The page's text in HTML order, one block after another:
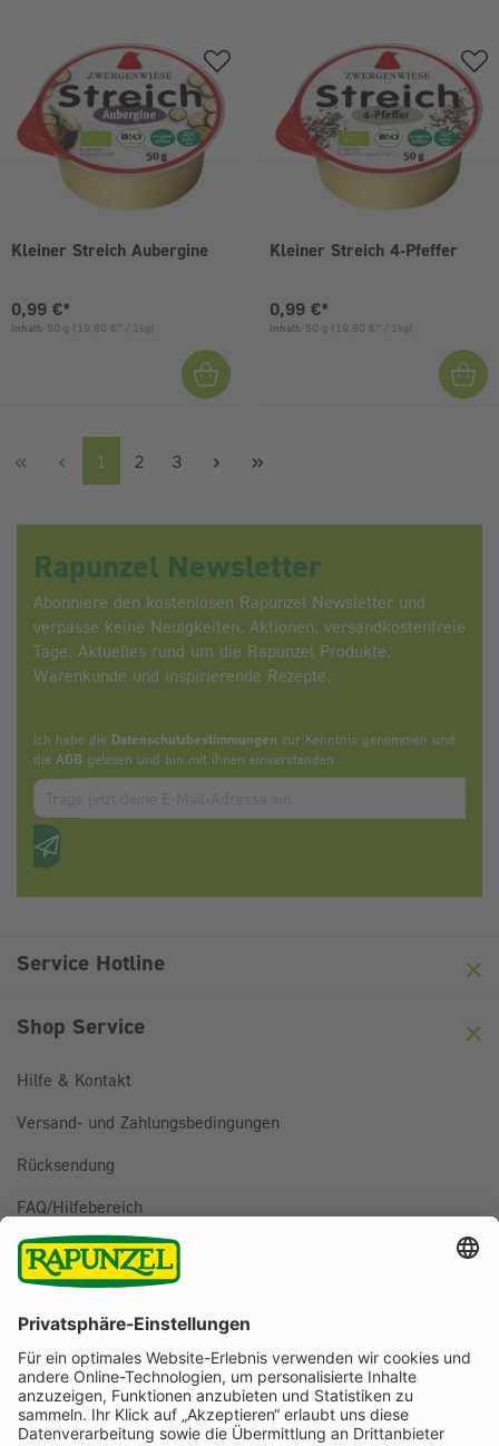
Kleiner Streich Aubergine
Aktueller Preis:
0,99 €*
Inhalt: 50 g (19,80 €* / 1kg)
Kleiner Streich 4-Pfeffer
Aktueller Preis:
0,99 €*
Inhalt: 50 g (19,80 €* / 1kg)
Seite
1 Seite
2 Seite
3
Rapunzel Newsletter
Abonniere den kostenlosen Rapunzel Newsletter und
verpasse keine Neuigkeiten, Aktionen, versandkostenfreie
Tage, Aktuelles rund um die Rapunzel Produkte,
Warenkunde und inspirierende Rezepte.
Ich habe die Datenschutzbestimmungen zur Kenntnis genommen und
die AGB gelesen und bin mit ihnen einverstanden.
Zum abbonieren des Newsletters, bitte E-Mail Adresse
Anti-Roboter-Verifizierung
Service Hotline
Shop Service
Hilfe & Kontakt
Versand- und Zahlungsbedingungen
Rücksendung
FAQ/Hilfebereich
BESTELLUNG WIDERRUFEN
Rapunzel Naturkost auf Facebook
Rapunzel Naturkost auf Instagram
Rapunzel Naturkost auf YouTube
Rapunzel Naturkost auf Pinterest
Rapunzel Naturkost auf LinkedIn